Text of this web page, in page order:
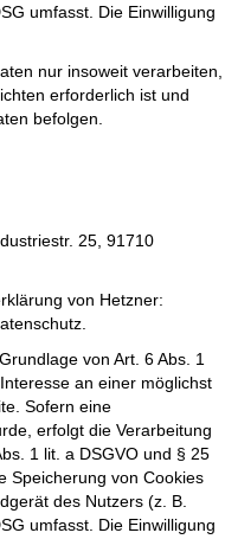
umfasst. Die Einwilligung
nur insoweit verarbeiten,
erforderlich ist und
befolgen.
25, 91710
von Hetzner:
von Art. 6 Abs. 1
an einer möglichst
Sofern eine
erfolgt die Verarbeitung
1 lit. a DSGVO und § 25
Speicherung von Cookies
des Nutzers (z. B.
umfasst. Die Einwilligung